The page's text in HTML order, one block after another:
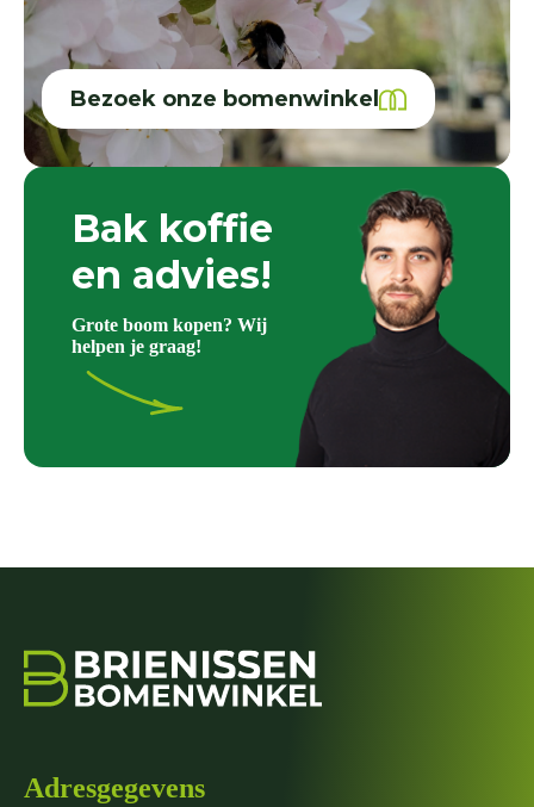
Bezoek onze bomenwinkel
Bak koffie
en advies!
Grote boom kopen? Wij
helpen je graag!
Adresgegevens